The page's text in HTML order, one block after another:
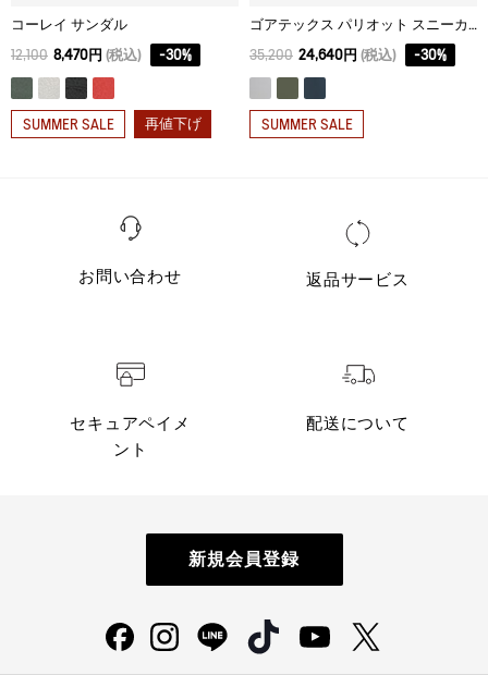
3cm
コーレイ サンダル
12,100 8,470円 (税込) -30%
SUMMER SALE 再値下げ
ゴアテックス パリオット スニーカー
35,200 24,640円 (税込) -30%
SUMMER SALE
お問い合わせ 返品サービス
セキュアペイメ
ント
配送について
新規会員登録